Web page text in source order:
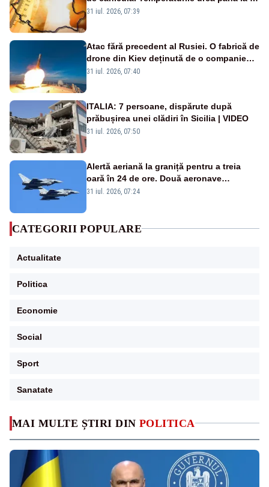
MAI MULTE ȘTIRI DIN POLITICA
de grade, iar nopțile devin tropicale
31 iul. 2026, 07:39
Atac fără precedent al Rusiei. O fabrică de
drone din Kiev deținută de o companie
americană, distrusă de o rachetă
31 iul. 2026, 07:40
ITALIA: 7 persoane, dispărute după
prăbușirea unei clădiri în Sicilia | VIDEO
31 iul. 2026, 07:50
Alertă aeriană la graniță pentru a treia
oară în 24 de ore. Două aeronave
Eurofighter britanice au fost ridicate de la
31 iul. 2026, 07:24
CATEGORII POPULARE
Actualitate
Politica
Economie
Social
Sport
Sanatate